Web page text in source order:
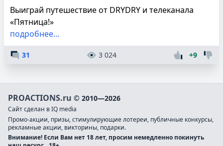
Выиграй путешествие от DRYDRY и телеканала
«Пятница!»
подробнее...
31 3 024 +9
PROACTIONS.ru © 2010—2026
Сайт сделан в IQ media
Промо-акции, призы, стимулирующие лотереи, публичные конкурсы,
рекламные акции, викторины, подарки.
Внимание! Если Вам нет 18 лет, просим немедленно покинуть